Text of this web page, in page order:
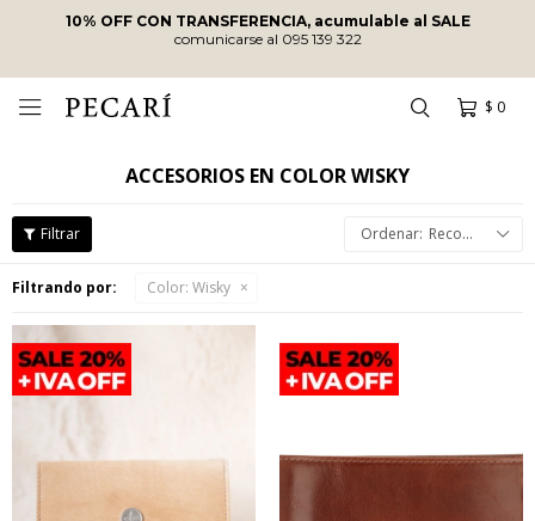
10% OFF CON TRANSFERENCIA, acumulable al SALE
comunicarse al 095 139 322
$ 0

ACCESORIOS EN COLOR WISKY
Recomendados
Filtrando por: Color: Wisky